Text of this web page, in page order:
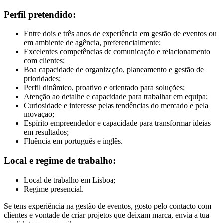
Perfil pretendido:
Entre dois e três anos de experiência em gestão de eventos ou
em ambiente de agência, preferencialmente;
Excelentes competências de comunicação e relacionamento
com clientes;
Boa capacidade de organização, planeamento e gestão de
prioridades;
Perfil dinâmico, proativo e orientado para soluções;
Atenção ao detalhe e capacidade para trabalhar em equipa;
Curiosidade e interesse pelas tendências do mercado e pela
inovação;
Espírito empreendedor e capacidade para transformar ideias
em resultados;
Fluência em português e inglês.
Local e regime de trabalho:
Local de trabalho em Lisboa;
Regime presencial.
Se tens experiência na gestão de eventos, gosto pelo contacto com
clientes e vontade de criar projetos que deixam marca, envia a tua